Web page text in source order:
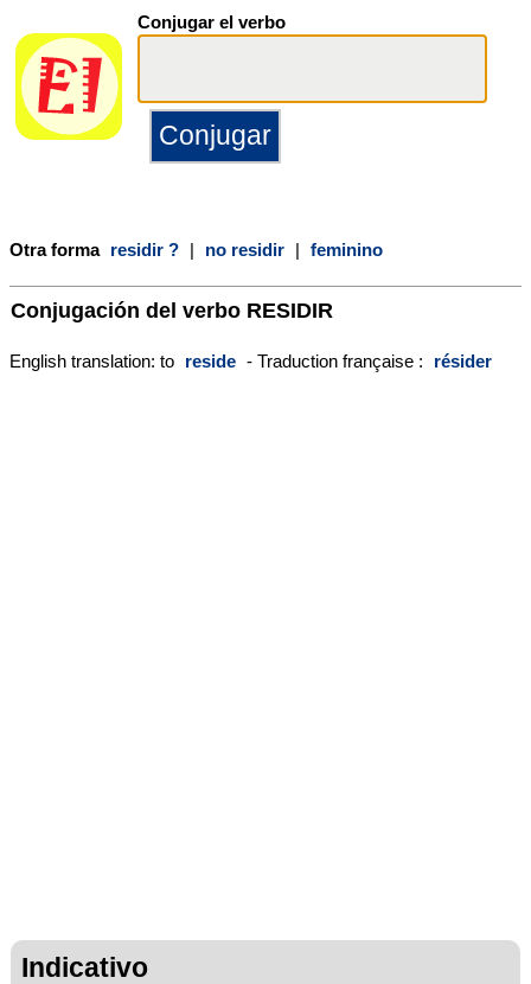
Conjugar el verbo
Otra forma residir ? | no residir | feminino
Conjugación del verbo RESIDIR
English translation: to reside - Traduction française : résider
Indicativo